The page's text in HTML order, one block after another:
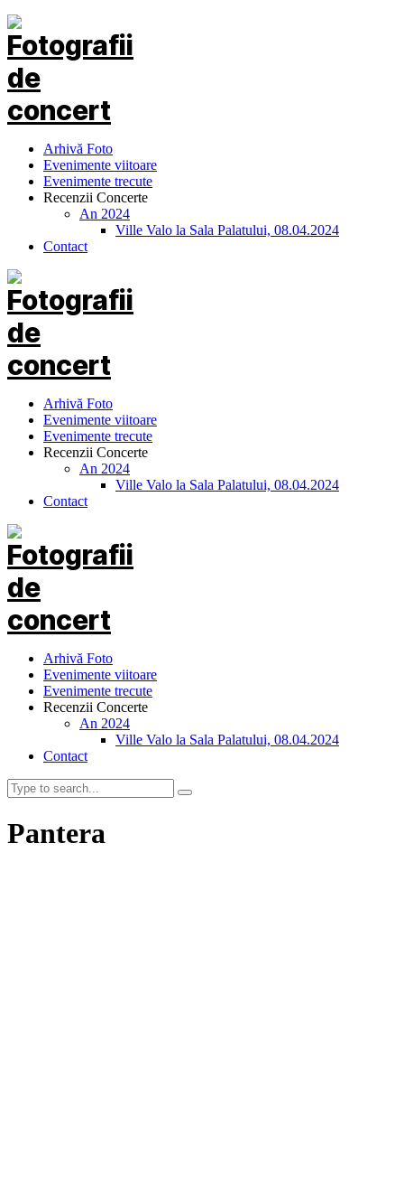
Arhivă Foto
Evenimente viitoare
Evenimente trecute
Recenzii Concerte
An 2024
Ville Valo la Sala Palatului, 08.04.2024
Contact
Arhivă Foto
Evenimente viitoare
Evenimente trecute
Recenzii Concerte
An 2024
Ville Valo la Sala Palatului, 08.04.2024
Contact
Arhivă Foto
Evenimente viitoare
Evenimente trecute
Recenzii Concerte
An 2024
Ville Valo la Sala Palatului, 08.04.2024
Contact
Pantera